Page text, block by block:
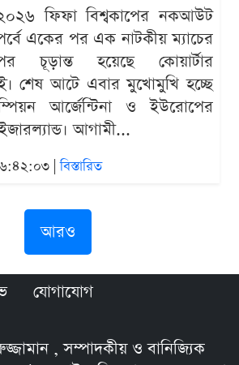
ফিফা বিশ্বকাপের নকআউট
একের পর এক নাটকীয় ম্যাচের
চূড়ান্ত হয়েছে কোয়ার্টার
শেষ আটে এবার মুখোমুখি হচ্ছে
আর্জেন্টিনা ও ইউরোপের
আগামী...
|বিস্তারিত
আরও
যোগাযোগ
, সম্পাদকীয় ও বানিজ্যিক